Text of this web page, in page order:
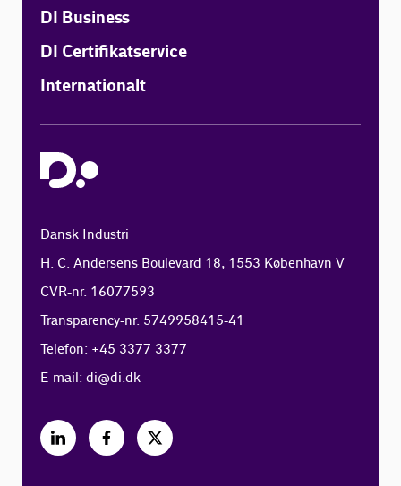
DI Business
DI Certifikatservice
Internationalt
Dansk Industri
H. C. Andersens Boulevard 18, 1553 København V
CVR-nr. 16077593
Transparency-nr. 5749958415-41
Telefon: +45 3377 3377
E-mail:di@di.dk